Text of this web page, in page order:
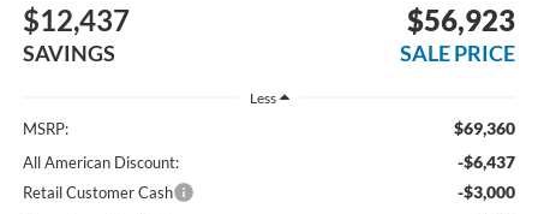
$12,437
SAVINGS
$56,923
SALE PRICE
Less
MSRP: $69,360
All American Discount: -$6,437
Retail Customer Cash -$3,000